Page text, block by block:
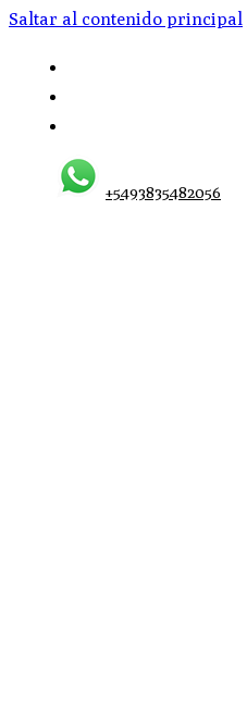
Saltar al contenido principal
+5493835482056